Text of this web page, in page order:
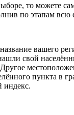
то можете
по этапам всю
вашего
свой
пункта в
индекс.